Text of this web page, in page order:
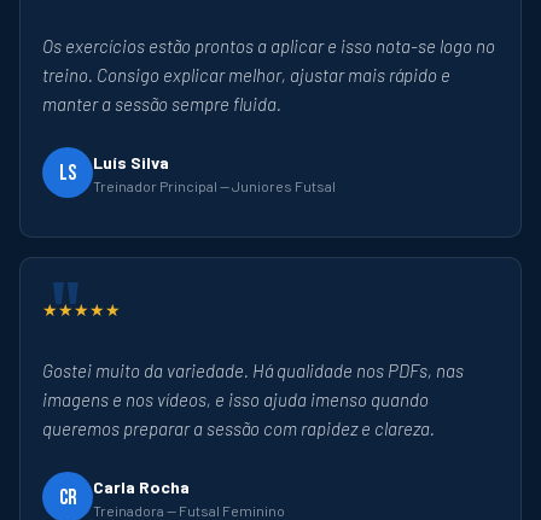
Os exercícios estão prontos a aplicar e isso nota-se logo no
treino. Consigo explicar melhor, ajustar mais rápido e
manter a sessão sempre fluida.
LS Luís Silva
Treinador Principal — Juniores Futsal
★★★★★
Gostei muito da variedade. Há qualidade nos PDFs, nas
imagens e nos vídeos, e isso ajuda imenso quando
queremos preparar a sessão com rapidez e clareza.
CR Carla Rocha
Treinadora — Futsal Feminino